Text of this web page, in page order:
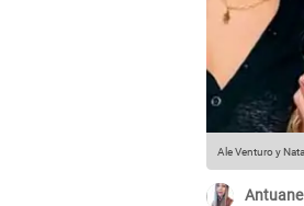
Ale Venturo y